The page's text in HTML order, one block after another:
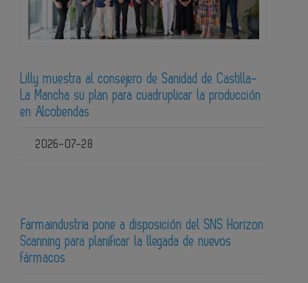
Lilly muestra al consejero de Sanidad de Castilla-
La Mancha su plan para cuadruplicar la producción
en Alcobendas
2026-07-28
Farmaindustria pone a disposición del SNS Horizon
Scanning para planificar la llegada de nuevos
fármacos